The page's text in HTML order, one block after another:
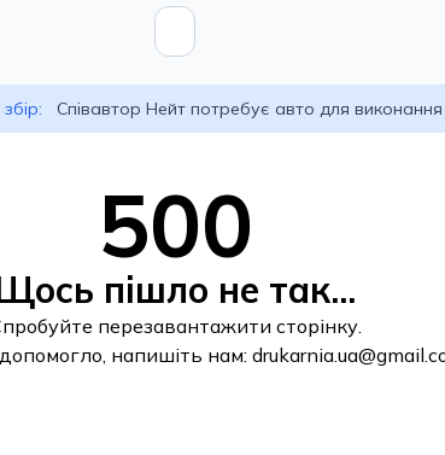
Співавтор Нейт потребує авто для
500
пішло не так...
перезавантажити сторінку.
напишіть нам: